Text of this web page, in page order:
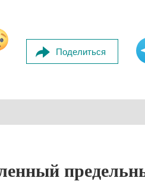
Поделиться